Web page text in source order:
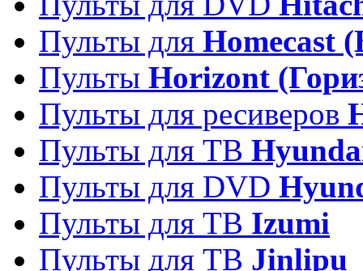
Пульты для Homecast
Пульты Horizont
Пульты для ресиверов
Пульты для ТВ
Пульты для DVD
Пульты для ТВ Izumi
Пульты для ТВ Jinlipu